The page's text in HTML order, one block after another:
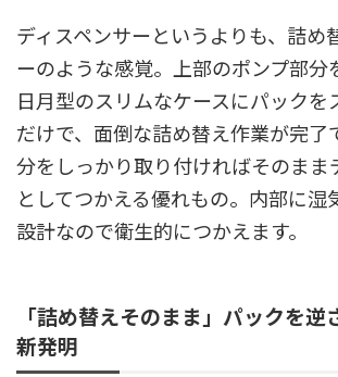
ディスペンサーというよりも、詰め
ーのような感覚。上部のポンプ部分
日月型のスリムなケースにパックを
だけで、面倒な詰め替え作業が完了
分をしっかり取り付ければそのまま
としてつかえる優れもの。内部に湿
設計なので衛生的につかえます。
「詰め替えそのまま」パックを逆
新発明